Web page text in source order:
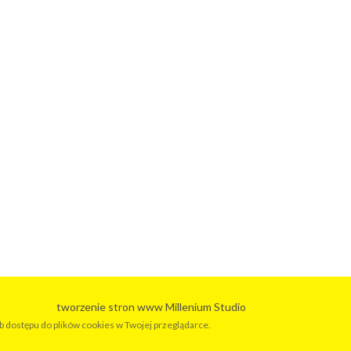
tworzenie stron www Millenium Studio
do plików cookies w Twojej przeglądarce.